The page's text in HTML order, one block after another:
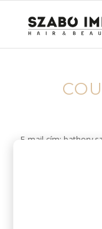
E-mail cím: